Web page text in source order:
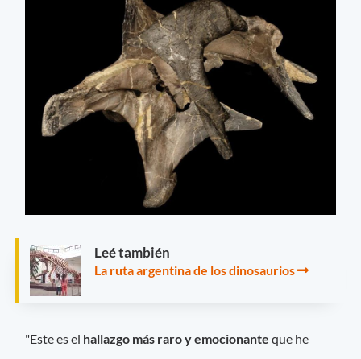
Leé también
La ruta argentina de los dinosaurios
"Este es el hallazgo más raro y emocionante que he